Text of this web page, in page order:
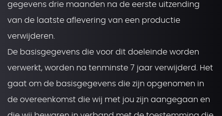
gegevens drie maanden na de eerste uitzending
van de laatste aflevering van een productie
verwijderen.
De basisgegevens die voor dit doeleinde worden
verwerkt, worden na tenminste 7 jaar verwijderd. Het
gaat om de basisgegevens die zijn opgenomen in
de overeenkomst die wij met jou zijn aangegaan en